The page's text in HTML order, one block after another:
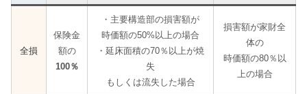
全損
保険金
額の
100％
・主要構造部の損害額が
時価額の50%以上の場合
・延床面積の70％以上が焼
失
もしくは流失した場合
損害額が家財全
体の
時価額の80％以
上の場合